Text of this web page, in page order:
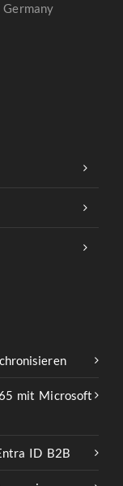
mit Microsoft
ID B2B